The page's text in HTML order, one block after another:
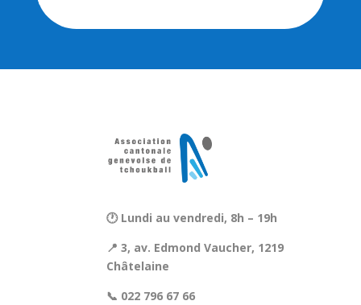
🕐 Lundi au vendredi, 8h – 19h
📍 3, av. Edmond Vaucher, 1219
Châtelaine
📞 022 796 67 66